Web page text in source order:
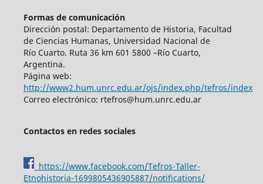
Formas de comunicación
Dirección postal: Departamento de Historia, Facultad
de Ciencias Humanas, Universidad Nacional de
Río Cuarto. Ruta 36 km 601 5800 –Río Cuarto,
Argentina.
Página web:
http://www2.hum.unrc.edu.ar/ojs/index.php/tefros/index
Correo electrónico: rtefros@hum.unrc.edu.ar
Contactos en redes sociales
https://www.facebook.com/Tefros-Taller-
Etnohistoria-1699805436905887/notifications/